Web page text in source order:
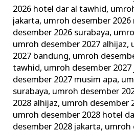
2026 hotel dar al tawhid,
jakarta, umroh desember
desember 2026 surabaya,
umroh desember 2027 alhijaz,
2027 bandung, umroh
tawhid, umroh desember
desember 2027 musim apa,
surabaya, umroh desember
2028 alhijaz, umroh desember
umroh desember 2028 hotel
desember 2028 jakarta, umroh